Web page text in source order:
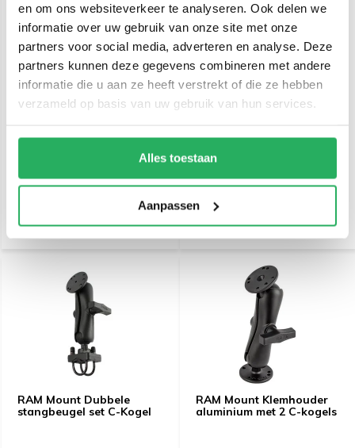
en om ons websiteverkeer te analyseren. Ook delen we
informatie over uw gebruik van onze site met onze
partners voor social media, adverteren en analyse. Deze
partners kunnen deze gegevens combineren met andere
informatie die u aan ze heeft verstrekt of die ze hebben
verzameld op basis van uw gebruik van hun services.
Alles toestaan
Aanpassen
houder set voor auto
€ 139,95Incl. btw
zuignap met klemhouder
€ 94,95Incl. btw
€ 78,47 Excl. btw
RAM Mount Dubbele
stangbeugel set C-Kogel
RAM Mount Klemhouder
aluminium met 2 C-kogels